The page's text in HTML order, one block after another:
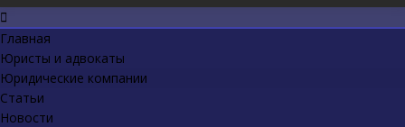
Главная
Юристы и адвокаты
Юридические компании
Статьи
Новости